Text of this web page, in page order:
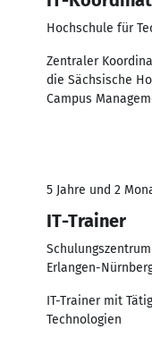
Hochschule für
Zentraler
die Sächsische
Campus
5 Jahre und 2
IT-Trainer
Erlangen-
IT-Trainer mit
Technologien